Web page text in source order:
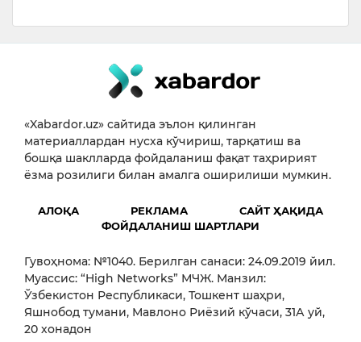
«Xabardor.uz» сайтида эълон қилинган
материаллардан нусха кўчириш, тарқатиш ва
бошқа шаклларда фойдаланиш фақат таҳририят
ёзма розилиги билан амалга оширилиши мумкин.
АЛОҚА РЕКЛАМА
САЙТ ҲАҚИДА
ФОЙДАЛАНИШ ШАРТЛАРИ
Гувоҳнома: №1040. Берилган санаси: 24.09.2019 йил.
Муассис: “High Networks” МЧЖ. Манзил:
Ўзбекистон Республикаси, Тошкент шаҳри,
Яшнобод тумани, Мавлоно Риёзий кўчаси, 31А уй,
20 хонадон